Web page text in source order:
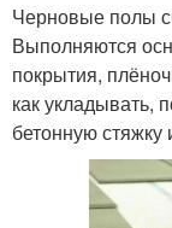
Черновые полы
Выполняются
покрытия,
как укладывать,
бетонную